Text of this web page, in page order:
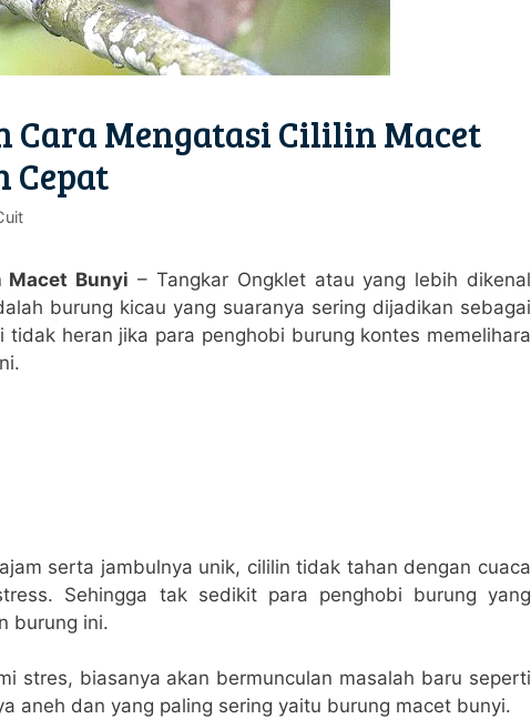
Cara Mengatasi Cililin Macet
Cepat
Macet Bunyi – Tangkar Ongklet atau yang lebih dikenal
burung kicau yang suaranya sering dijadikan sebagai
tidak heran jika para penghobi burung kontes memelihara
serta jambulnya unik, cililin tidak tahan dengan cuaca
Sehingga tak sedikit para penghobi burung yang
burung ini.
stres, biasanya akan bermunculan masalah baru seperti
aneh dan yang paling sering yaitu burung macet bunyi.